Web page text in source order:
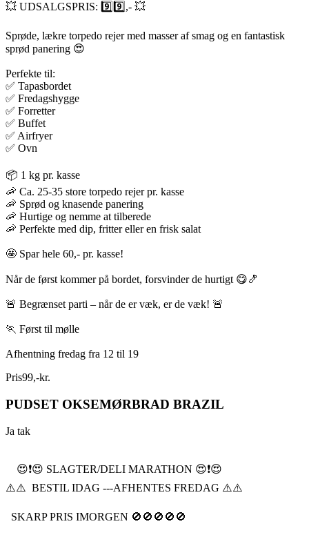
💥 UDSALGSPRIS: 9️⃣9️⃣,- 💥
Sprøde, lækre torpedo rejer med masser af smag og en fantastisk
sprød panering 😍
Perfekte til:
✅ Tapasbordet
✅ Fredagshygge
✅ Forretter
✅ Buffet
✅ Airfryer
✅ Ovn
📦 1 kg pr. kasse
🦐 Ca. 25-35 store torpedo rejer pr. kasse
🦐 Sprød og knasende panering
🦐 Hurtige og nemme at tilberede
🦐 Perfekte med dip, fritter eller en frisk salat
🤩 Spar hele 60,- pr. kasse!
Når de først kommer på bordet, forsvinder de hurtigt 😋🍤
🚨 Begrænset parti – når de er væk, er de væk! 🚨
🏃 Først til mølle
Afhentning fredag fra 12 til 19
Pris99,-kr.
PUDSET OKSEMØRBRAD BRAZIL
Ja tak
😍❗️😍 SLAGTER/DELI MARATHON 😍❗️😍
⚠️⚠️ BESTIL IDAG ---AFHENTES FREDAG ⚠️⚠️
SKARP PRIS IMORGEN 🚫🚫🚫🚫🚫